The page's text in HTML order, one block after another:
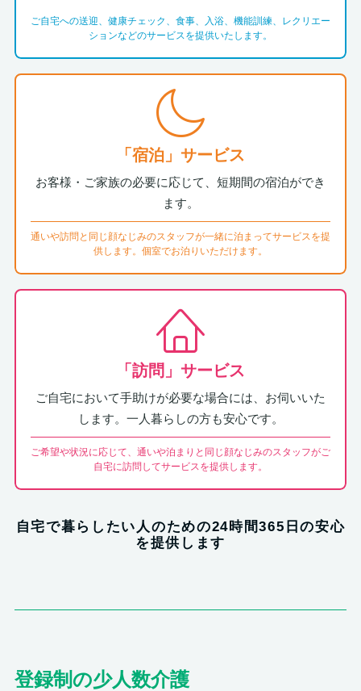
ご自宅への送迎、健康チェック、食事、入浴、機能訓練、レクリエー
ションなどのサービスを提供いたします。
「宿泊」サービス
お客様・ご家族の必要に応じて、短期間の宿泊ができ
ます。
通いや訪問と同じ顔なじみのスタッフが一緒に泊まってサービスを提
供します。個室でお泊りいただけます。
「訪問」サービス
ご自宅において手助けが必要な場合には、お伺いいた
します。一人暮らしの方も安心です。
ご希望や状況に応じて、通いや泊まりと同じ顔なじみのスタッフがご
自宅に訪問してサービスを提供します。
自宅で暮らしたい人のための24時間365日の安心
を提供します
登録制の少人数介護